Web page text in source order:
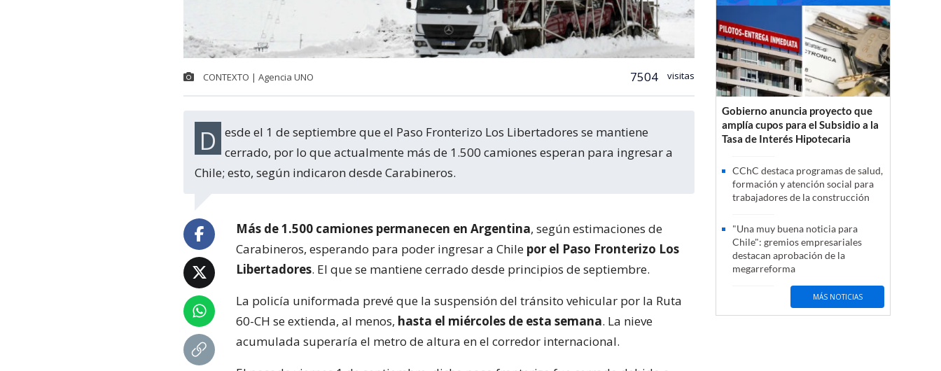
CONTEXTO | Agencia UNO 7504 visitas
Desde el 1 de septiembre que el Paso Fronterizo Los Libertadores se mantiene
cerrado, por lo que actualmente más de 1.500 camiones esperan para ingresar a
Chile; esto, según indicaron desde Carabineros.
Más de 1.500 camiones permanecen en Argentina, según estimaciones de
Carabineros, esperando para poder ingresar a Chile por el Paso Fronterizo Los
Libertadores. El que se mantiene cerrado desde principios de septiembre.
La policía uniformada prevé que la suspensión del tránsito vehicular por la Ruta
60-CH se extienda, al menos, hasta el miércoles de esta semana. La nieve
acumulada superaría el metro de altura en el corredor internacional.
Gobierno anuncia proyecto que
amplía cupos para el Subsidio a la
Tasa de Interés Hipotecaria
CChC destaca programas de salud,
formación y atención social para
trabajadores de la construcción
"Una muy buena noticia para
Chile": gremios empresariales
destacan aprobación de la
megarreforma
MÁS NOTICIAS